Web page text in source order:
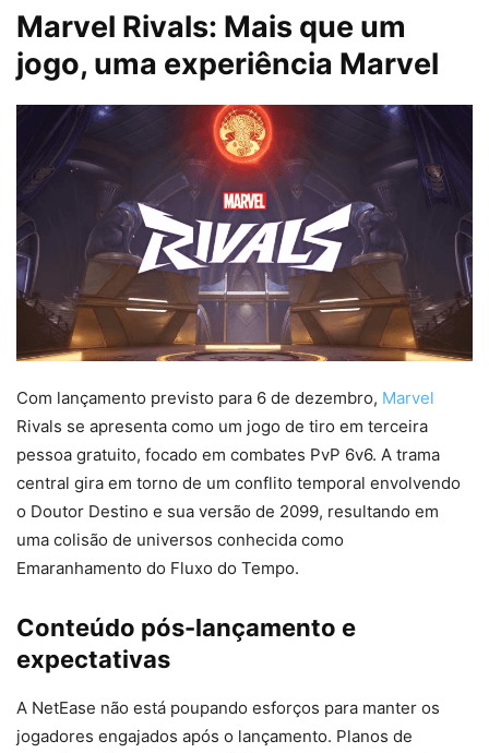
Marvel Rivals: Mais que um
jogo, uma experiência Marvel
Com lançamento previsto para 6 de dezembro, Marvel
Rivals se apresenta como um jogo de tiro em terceira
pessoa gratuito, focado em combates PvP 6v6. A trama
central gira em torno de um conflito temporal envolvendo
o Doutor Destino e sua versão de 2099, resultando em
uma colisão de universos conhecida como
Emaranhamento do Fluxo do Tempo.
Conteúdo pós-lançamento e
expectativas
A NetEase não está poupando esforços para manter os
jogadores engajados após o lançamento. Planos de